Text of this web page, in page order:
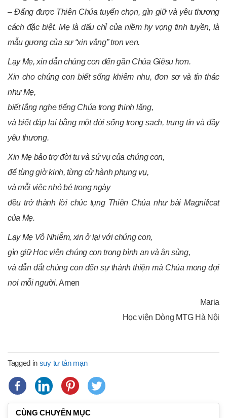
– Đấng được Thiên Chúa tuyển chọn,gìn giữ và yêu thương
cách đặc biệt.Mẹ là dấu chỉ của niềm hy vọng tinhtuyền, là
mẫu gương của sự “xin vâng” trọn vẹn.
Lạy Mẹ, xin dẫn chúng con đến gần Chúa Giêsu hơn.
Xin cho chúng con biết sống khiêm nhu, đơn sơ và tín thác
như Mẹ,
biết lắng nghe tiếng Chúa trong thinh lặng,
và biết đáp lại bằng một đời sống trong sạch, trung tín và đầy
yêu thương.
Xin Mẹ bảo trợ đời tu và sứ vụ của chúng con,
để từng giờ kinh, từng cử hành phụng vụ,
và mỗi việc nhỏ bé trong ngày
đều trở thành lời chúc tụng Thiên Chúa như bài Magnificat
của Mẹ.
Lạy Mẹ Vô Nhiễm, xin ở lại với chúng con,
gìn giữ Học viện chúng con trong bình an và ân sủng,
và dẫn dắt chúng con đến sự thánh thiện mà Chúa mong đợi
nơi mỗi người.Amen
Maria
Học viện Dòng MTG Hà Nội
Tagged in suy tư tản mạn
CÙNG CHUYÊN MỤC